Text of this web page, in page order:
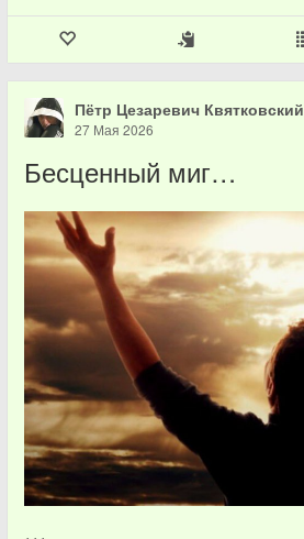
Пётр Цезаревич Квятковский
27 Мая 2026
Бесценный миг…